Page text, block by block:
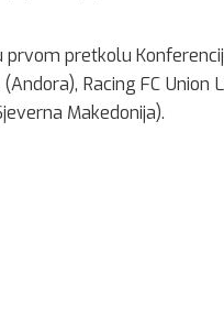
prvom pretkolu
Racing FC
Makedonija).